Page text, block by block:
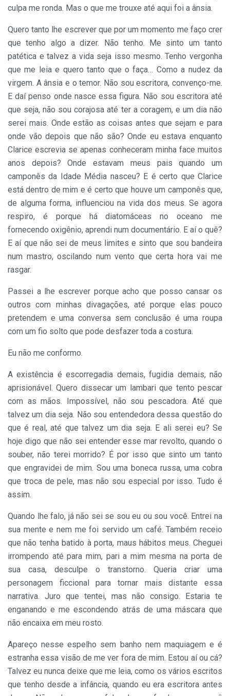
culpa me ronda. Mas o que me trouxe até aqui foi a ânsia.
Quero tanto lhe escrever que por um momento me faço crer
que tenho algo a dizer. Não tenho. Me sinto um tanto
patética e talvez a vida seja isso mesmo. Tenho vergonha
que me leia e quero tanto que o faça… Como a nudez da
virgem. A ânsia e o temor. Não sou escritora, convenço-me.
E daí penso onde nasce essa figura. Não sou escritora até
que seja, não sou corajosa até ter a coragem, e um dia não
serei mais. Onde estão as coisas antes que sejam e para
onde vão depois que não são? Onde eu estava enquanto
Clarice escrevia se apenas conheceram minha face muitos
anos depois? Onde estavam meus pais quando um
camponês da Idade Média nasceu? E é certo que Clarice
está dentro de mim e é certo que houve um camponês que,
de alguma forma, influenciou na vida dos meus. Se agora
respiro, é porque há diatomáceas no oceano me
fornecendo oxigênio, aprendi num documentário. E aí o quê?
E aí que não sei de meus limites e sinto que sou bandeira
num mastro, oscilando num vento que certa hora vai me
rasgar.
Passei a lhe escrever porque acho que posso cansar os
outros com minhas divagações, até porque elas pouco
pretendem e uma conversa sem conclusão é uma roupa
com um fio solto que pode desfazer toda a costura.
Eu não me conformo.
A existência é escorregadia demais, fugidia demais, não
aprisionável. Quero dissecar um lambari que tento pescar
com as mãos. Impossível, não sou pescadora. Até que
talvez um dia seja. Não sou entendedora dessa questão do
que é real, até que talvez um dia seja. E ali serei eu? Se
hoje digo que não sei entender esse mar revolto, quando o
souber, não terei morrido? É por isso que sinto um tanto
que engravidei de mim. Sou uma boneca russa, uma cobra
que troca de pele, mas não sou especial por isso. Tudo é
assim.
Quando lhe falo, já não sei se sou eu ou sou você. Entrei na
sua mente e nem me foi servido um café. Também receio
que não tenha batido à porta, maus hábitos meus. Cheguei
irrompendo até para mim, pari a mim mesma na porta de
sua casa, desculpe o transtorno. Queria criar uma
personagem ficcional para tornar mais distante essa
narrativa. Juro que tentei, mas não consigo. Estaria te
enganando e me escondendo atrás de uma máscara que
não encaixa em meu rosto.
Apareço nesse espelho sem banho nem maquiagem e é
estranha essa visão de me ver fora de mim. Estou aí ou cá?
Talvez eu nunca deixe que me leia, como os vários escritos
que tenho desde a infância, quando eu era escritora antes